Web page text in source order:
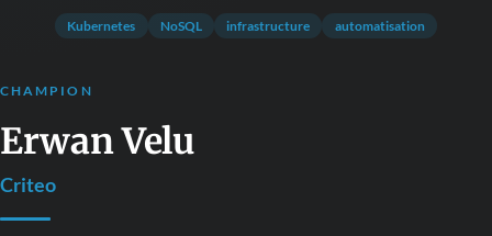
Kubernetes NoSQL infrastructure automatisation
CHAMPION
Erwan Velu
Criteo